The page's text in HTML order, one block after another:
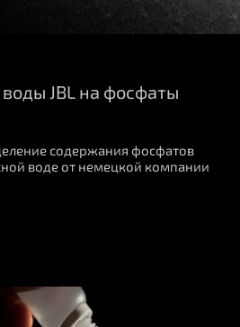
JBL на фосфаты
содержания фосфатов
воде от немецкой компании